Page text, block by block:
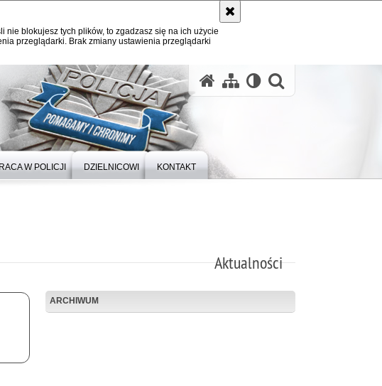
nie blokujesz tych plików, to zgadzasz się na ich użycie
przeglądarki. Brak zmiany ustawienia przeglądarki
W POLICJI DZIELNICOWI KONTAKT
Aktualności
ARCHIWUM